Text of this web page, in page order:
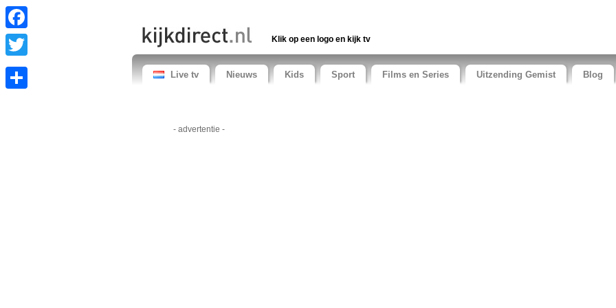
Facebook
Twitter
Klik op een logo en kijk tv
Live tv Nieuws Kids Sport Films en Series Uitzending Gemist Blog
- advertentie -